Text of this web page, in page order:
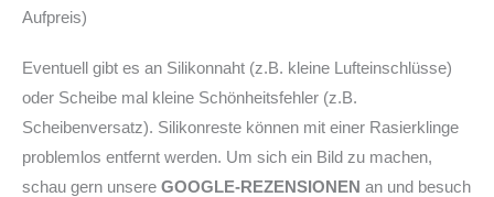
Aufpreis)
Eventuell gibt es an Silikonnaht (z.B. kleine Lufteinschlüsse)
oder Scheibe mal kleine Schönheitsfehler (z.B.
Scheibenversatz). Silikonreste können mit einer Rasierklinge
problemlos entfernt werden. Um sich ein Bild zu machen,
schau gern unsere GOOGLE-REZENSIONEN an und besuch